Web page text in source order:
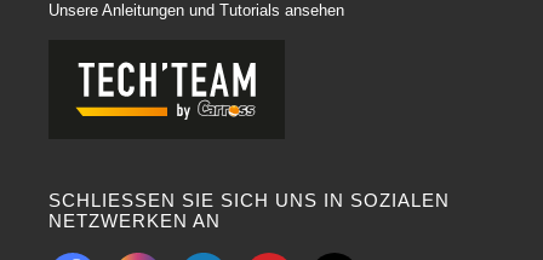
Unsere Anleitungen und Tutorials ansehen
SCHLIESSEN SIE SICH UNS IN SOZIALEN
NETZWERKEN AN